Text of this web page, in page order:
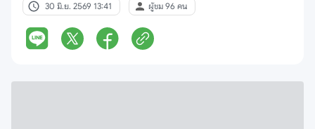
30 มิ.ย. 2569 13:41 ผู้ชม 96 คน